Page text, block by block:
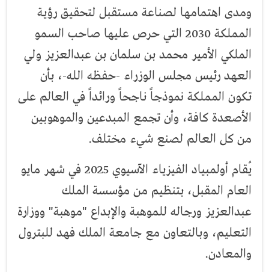
ومدى اهتمامها لصناعة مستقبل لتحقيق رؤية
المملكة 2030 التي حرص عليها صاحب السمو
الملكي الأمير محمد بن سلمان بن عبدالعزيز ولي
العهد رئيس مجلس الوزراء -حفظه الله-، بأن
تكون المملكة نموذجاً ناجحاً ورائداً في العالم على
الأصعدة كافة، وأن تجمع المبدعين والموهوبين
من كل العالم لصنع شيء مختلف.
‏‎يُقام أولمبياد الفيزياء الآسيوي 2025 في شهر مايو
العام المقبل، بتنظيم من مؤسسة الملك
عبدالعزيز ورجاله للموهبة والإبداع "موهبة" ووزارة
التعليم، وبالتعاون مع جامعة الملك فهد للبترول
والمعادن.